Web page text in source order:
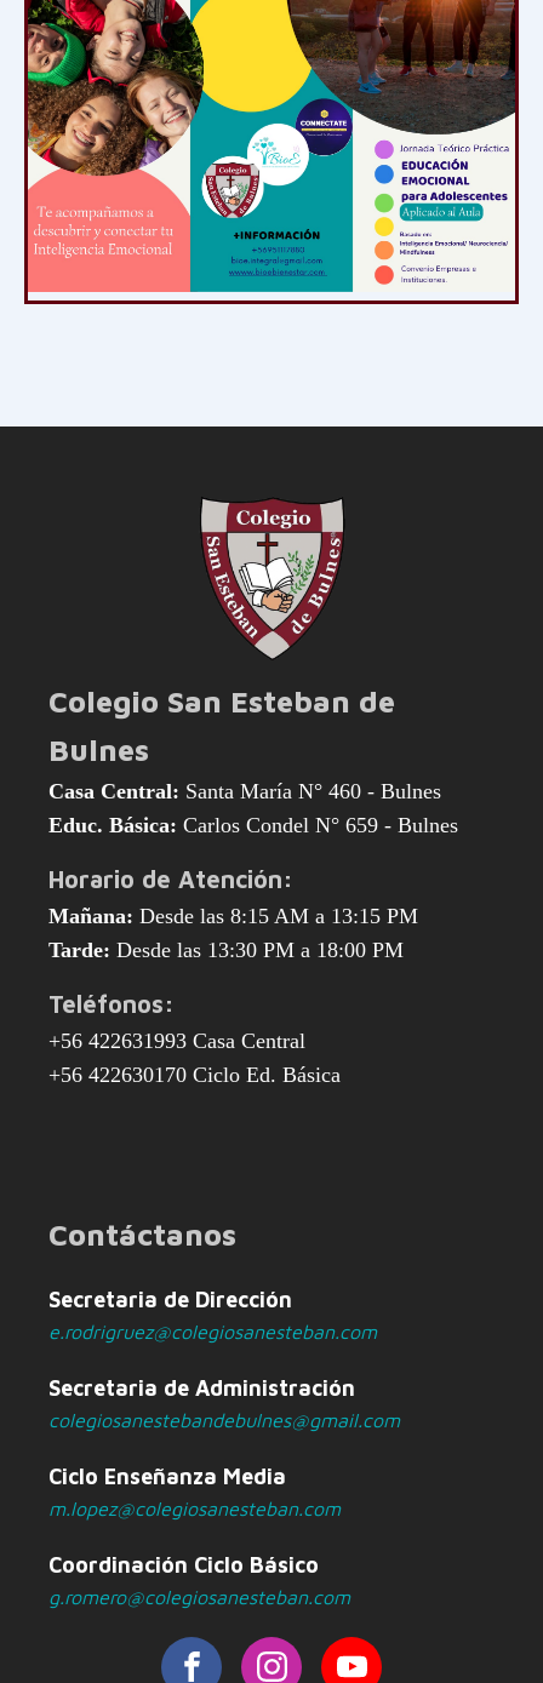
Colegio San Esteban de
Bulnes
Casa Central: Santa María N° 460 - Bulnes
Educ. Básica: Carlos Condel N° 659 - Bulnes
Horario de Atención:
Mañana: Desde las 8:15 AM a 13:15 PM
Tarde: Desde las 13:30 PM a 18:00 PM
Teléfonos:
+56 422631993 Casa Central
+56 422630170 Ciclo Ed. Básica
Contáctanos
Secretaria de Dirección
e.rodrigruez@colegiosanesteban.com
Secretaria de Administración
colegiosanestebandebulnes@gmail.com
Ciclo Enseñanza Media
m.lopez@colegiosanesteban.com
Coordinación Ciclo Básico
g.romero@colegiosanesteban.com